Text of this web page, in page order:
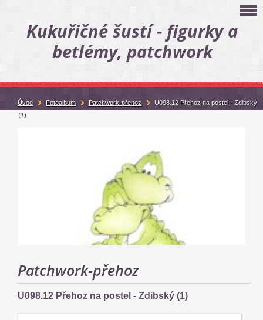
Kukuřičné šustí - figurky a
betlémy, patchwork
Patchwork-přehoz
U098.12 Přehoz na postel - Zdibský (1)
Úvod Fotoalbum Patchwork-přehoz
U098.12 Přehoz na postel - Zdibský
(1)